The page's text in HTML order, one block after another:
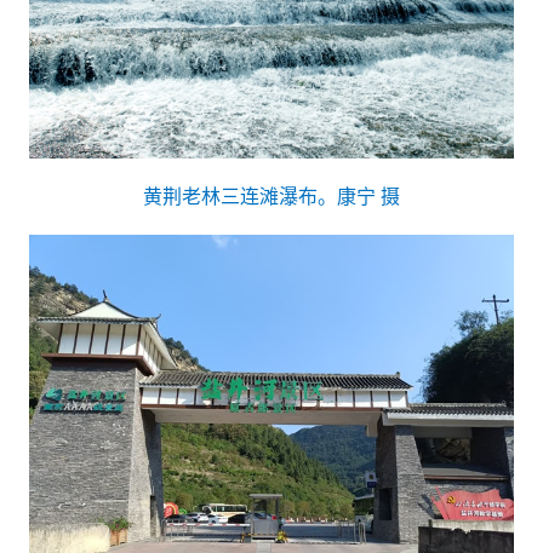
黄荆老林三连滩瀑布。康宁 摄